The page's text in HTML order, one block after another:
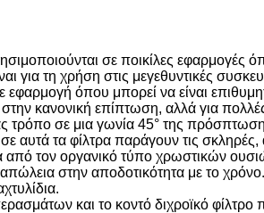
σε ποικίλες εφαρμογές
για τη χρήση στις μεγεθυντικές
όπου μπορεί να είναι
στην κανονική επίπτωση, αλλά για
τρόπο σε μια γωνία 45° της
τα φίλτρα παράγουν τις σκληρές,
από τον οργανικό τύπο χρωστικών
στην αποδοτικότητα με το
και το κοντό διχροϊκό